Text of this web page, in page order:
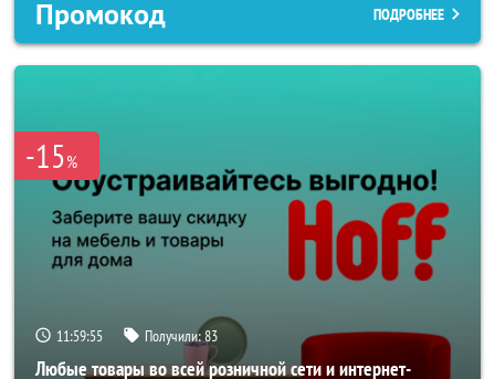
Промокод ПОДРОБНЕЕ
-15%
11:59:53 Получили:83
Любые товары во всей розничной сети и интернет-